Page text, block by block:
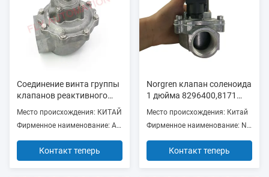
Соединение винта группы
клапанов реактивного
Ae1460b пилотное
Место происхождения: КИТАЙ
Фирменное наименование: AUTEL
Контакт теперь
Norgren клапан соленоида
1 дюйма 8296400,8171
Место происхождения: Китай
Фирменное наименование: Norgren
Контакт теперь